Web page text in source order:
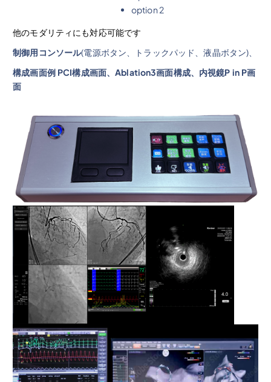
option 2
他のモダリティにも対応可能です
制御用コンソール(電源ボタン、トラックパッド、液晶ボタン)、
構成画面例 PCI構成画面、Ablation3画面構成、内視鏡P in P画
面